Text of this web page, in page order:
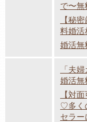
で〜
【秘
料婚
婚活無
「夫
婚活無
【対
♡多く
セラー